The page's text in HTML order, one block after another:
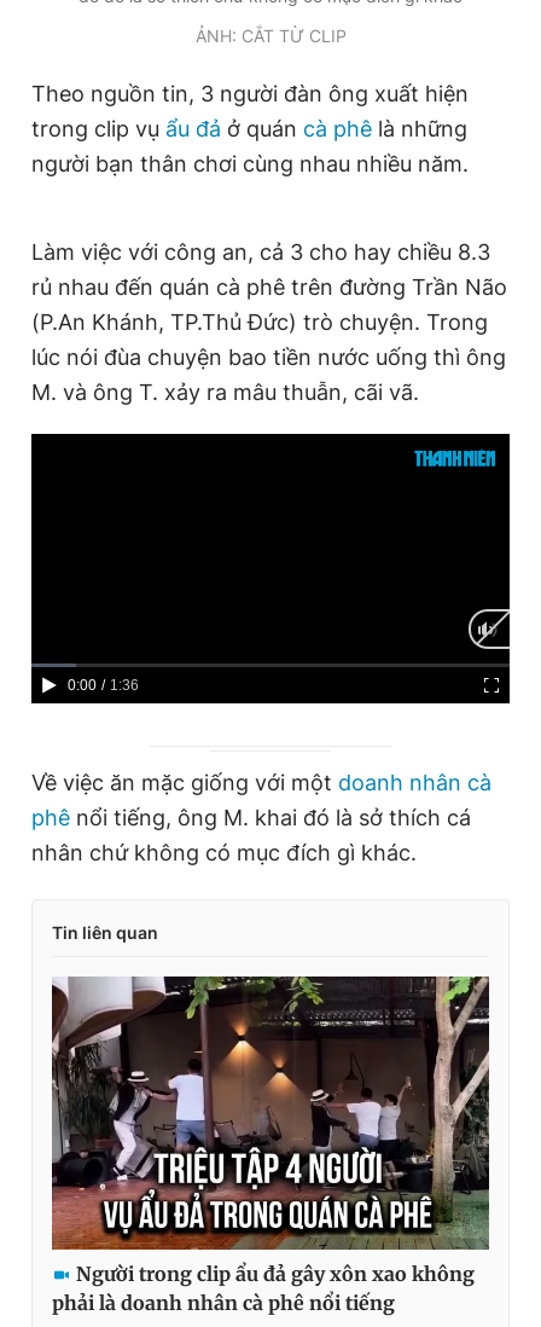
ẢNH: CẮT TỪ CLIP
Theo nguồn tin, 3 người đàn ông xuất hiện
trong clip vụ ẩu đả ở quán cà phê là những
người bạn thân chơi cùng nhau nhiều năm.
Làm việc với công an, cả 3 cho hay chiều 8.3
rủ nhau đến quán cà phê trên đường Trần Não
(P.An Khánh, TP.Thủ Đức) trò chuyện. Trong
lúc nói đùa chuyện bao tiền nước uống thì ông
M. và ông T. xảy ra mâu thuẫn, cãi vã.
C
r
e
n
T
i
e
0:00 / D
a
i
n
1:36
Về việc ăn mặc giống với một doanh nhân cà
phê nổi tiếng, ông M. khai đó là sở thích cá
nhân chứ không có mục đích gì khác.
Tin liên quan
Người trong clip ẩu đả gây xôn xao không
phải là doanh nhân cà phê nổi tiếng